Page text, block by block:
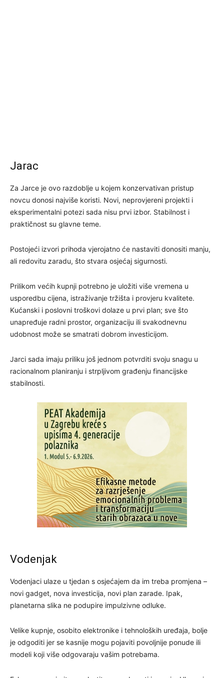
Jarac
Za Jarce je ovo razdoblje u kojem konzervativan pristup
novcu donosi najviše koristi. Novi, neprovjereni projekti i
eksperimentalni potezi sada nisu prvi izbor. Stabilnost i
praktičnost su glavne teme.
Postojeći izvori prihoda vjerojatno će nastaviti donositi manju,
ali redovitu zaradu, što stvara osjećaj sigurnosti.
Prilikom većih kupnji potrebno je uložiti više vremena u
usporedbu cijena, istraživanje tržišta i provjeru kvalitete.
Kućanski i poslovni troškovi dolaze u prvi plan; sve što
unapređuje radni prostor, organizaciju ili svakodnevnu
udobnost može se smatrati dobrom investicijom.
Jarci sada imaju priliku još jednom potvrditi svoju snagu u
racionalnom planiranju i strpljivom građenju financijske
stabilnosti.
Vodenjak
Vodenjaci ulaze u tjedan s osjećajem da im treba promjena –
novi gadget, nova investicija, novi plan zarade. Ipak,
planetarna slika ne podupire impulzivne odluke.
Velike kupnje, osobito elektronike i tehnoloških uređaja, bolje
je odgoditi jer se kasnije mogu pojaviti povoljnije ponude ili
modeli koji više odgovaraju vašim potrebama.